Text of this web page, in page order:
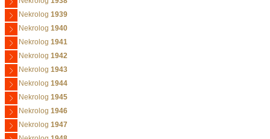
Nekrolog 1939
Nekrolog 1940
Nekrolog 1941
Nekrolog 1942
Nekrolog 1943
Nekrolog 1944
Nekrolog 1945
Nekrolog 1946
Nekrolog 1947